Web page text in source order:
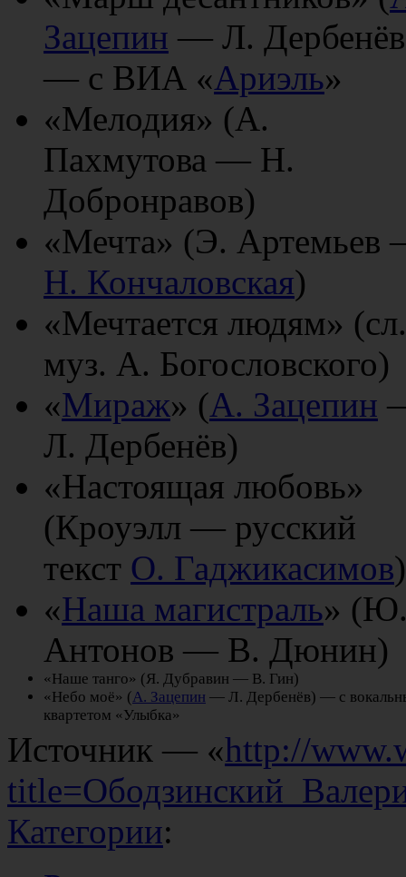
Зацепин — Л.
— с ВИА «Ариэль»
«Мелодия» (А.
Пахмутова — Н.
Добронравов)
«Мечта» (Э. Артемьев
Н. Кончаловская)
«Мечтается людям»
муз. А. Богословского)
«Мираж» (А. Зацепин
Л. Дербенёв)
«Настоящая любовь»
(Кроуэлл — русский
текст О. Гаджикасимов)
«Наша магистраль»
Антонов — В. Дюнин)
«Наше танго» (Я. Дубравин — В. Гин)
«Небо моё» (А. Зацепин — Л. Дербенёв) — с
квартетом «Улыбка»
Источник — «http://
Категории: